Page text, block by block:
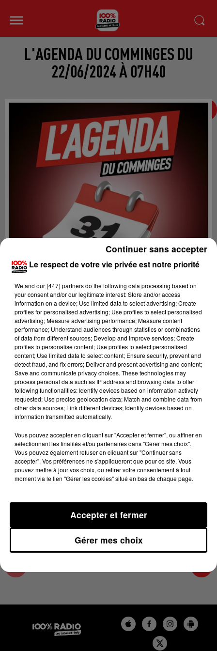
L'AGENDA DU COMMINGES DU
22/06/2024 À 07H40
Lecture (1 min 14 sec)
100%
100% Radio l'agenda du Comminges
22 juin 2024 - 1 min 14 sec
L'AGENDA DU COMMINGES DU 22/06/2024 À
07H40
L'AGENDA DU COMMINGES
Le respect de votre vie privée est notre priorité
We and our (447) partnersdo the following data processing based on
your consent and/or our legitimate interest: Store and/or access
information on a device; Use limited data to select advertising; Create
profiles for personalised advertising; Use profiles to select personalised
advertising; Measure advertising performance; Measure content
performance; Understand audiences through statistics or combinations
of data from different sources; Develop and improve services; Create
profiles to personalise content; Use profiles to select personalised
content; Use limited data to select content; Ensure security, prevent and
detect fraud, and fix errors; Deliver and present advertising and content;
Save and communicate privacy choices. These technologies may
process personal data such as IP address and browsing data to offer
following functionalities: Identify devices based on information actively
requested; Use precise geolocation data; Match and combine data from
other data sources; Link different devices; Identify devices based on
information transmitted automatically.
Vous pouvez accepter en cliquant sur "Accepter et fermer", ou affiner en
sélectionnant les finalités et/ou partenaires dans "Gérer mes choix".
Vous pouvez également refuser en cliquant sur "Continuer sans
accepter". Vos préférences ne s'appliqueront que pour ce site. Vous
pouvez mettre à jour vos choix, ou retirer votre consentement à tout
moment via le lien "Gérer les cookies" situé en bas de chaque page.
Gérer mes choix
Accepter et fermer
Continuer sans accepter